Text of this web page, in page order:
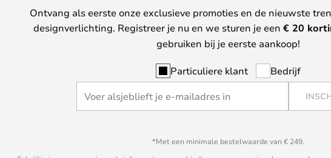
Ontvang als eerste onze exclusieve promoties en de nieuwste
designverlichting. Registreer je nu en we sturen je een € 20
gebruiken bij je eerste aankoop!
Particuliere klant Bedrijf
*Met een minimale bestelwaarde van € 249.